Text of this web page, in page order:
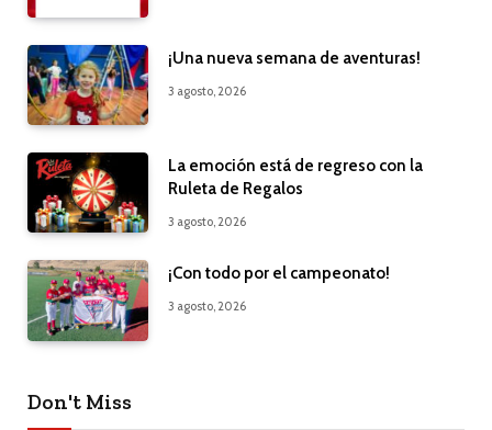
¡Una nueva semana de aventuras!
3 agosto, 2026
La emoción está de regreso con la
Ruleta de Regalos
3 agosto, 2026
¡Con todo por el campeonato!
3 agosto, 2026
Don't Miss